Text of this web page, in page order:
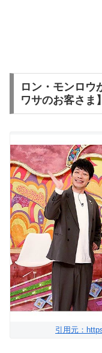
ロン・モンロウ
ワサのお客さま】
引用元：